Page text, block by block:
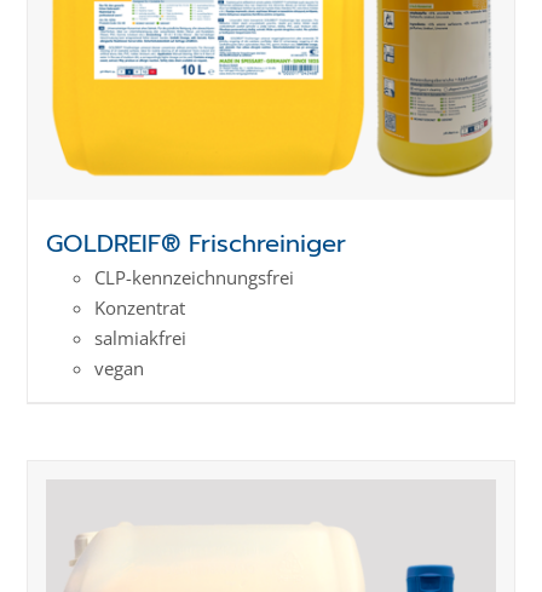
GOLDREIF® Frischreiniger
CLP-kenn­zeich­­nungs­frei
Konzentrat
salmiakfrei
vegan